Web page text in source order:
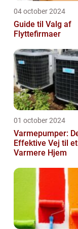
04 october 2024
Guide til Valg af
Flyttefirmaer
01 october 2024
Varmepumper:
Effektive Vej til et
Varmere Hjem